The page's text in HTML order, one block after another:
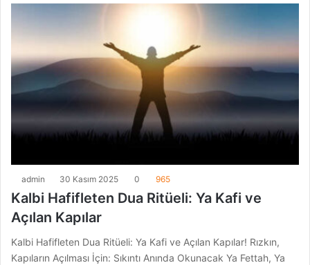
admin 30 Kasım 2025 0 965
Kalbi Hafifleten Dua Ritüeli: Ya Kafi ve
Açılan Kapılar
Kalbi Hafifleten Dua Ritüeli: Ya Kafi ve Açılan Kapılar! Rızkın,
Kapıların Açılması İçin: Sıkıntı Anında Okunacak Ya Fettah, Ya